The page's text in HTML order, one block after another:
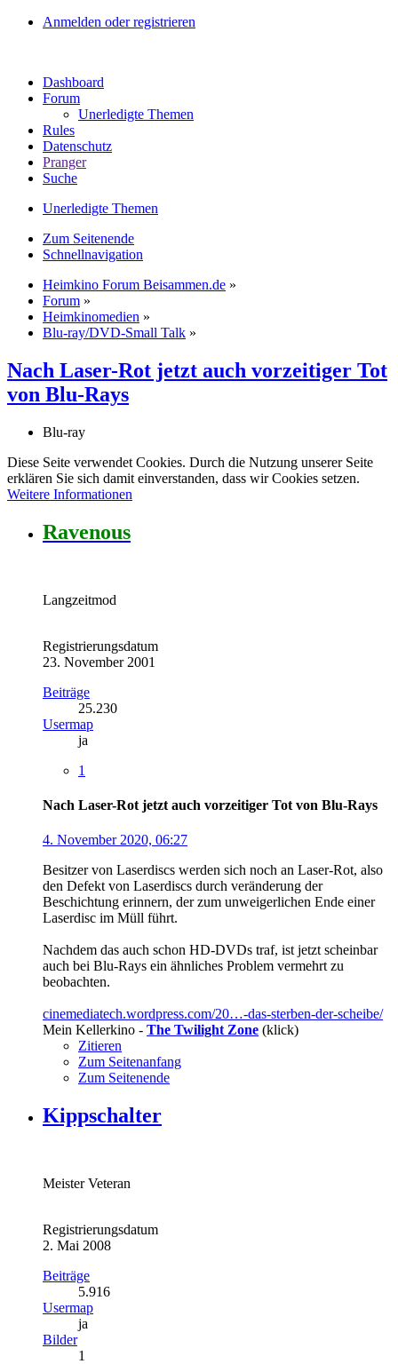
Anmelden oder registrieren
Dashboard
Forum
Unerledigte Themen
Rules
Datenschutz
Pranger
Suche
Unerledigte Themen
Zum Seitenende
Schnellnavigation
Heimkino Forum Beisammen.de »
Forum »
Heimkinomedien »
Blu-ray/DVD-Small Talk »
Nach Laser-Rot jetzt auch vorzeitiger Tot
von Blu-Rays
Blu-ray
Diese Seite verwendet Cookies. Durch die Nutzung unserer Seite
erklären Sie sich damit einverstanden, dass wir Cookies setzen.
Weitere Informationen
Ravenous
Langzeitmod
Registrierungsdatum
23. November 2001
Beiträge
25.230
Usermap
ja
1
Nach Laser-Rot jetzt auch vorzeitiger Tot von Blu-Rays
4. November 2020, 06:27
Besitzer von Laserdiscs werden sich noch an Laser-Rot, also
den Defekt von Laserdiscs durch veränderung der
Beschichtung erinnern, der zum unweigerlichen Ende einer
Laserdisc im Müll führt.
Nachdem das auch schon HD-DVDs traf, ist jetzt scheinbar
auch bei Blu-Rays ein ähnliches Problem vermehrt zu
beobachten.
cinemediatech.wordpress.com/20…-das-sterben-der-scheibe/
Mein Kellerkino - The Twilight Zone (klick)
Zitieren
Zum Seitenanfang
Zum Seitenende
Kippschalter
Meister Veteran
Registrierungsdatum
2. Mai 2008
Beiträge
5.916
Usermap
ja
Bilder
1